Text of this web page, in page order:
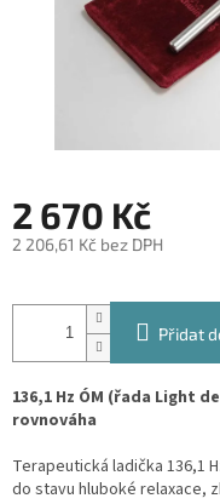
2 670 Kč
2 206,61 Kč bez DPH
cena:
Přidat
136,1 Hz ÓM (řada Light
rovnováha
Terapeutická ladička 136,1
do stavu hluboké relaxace,